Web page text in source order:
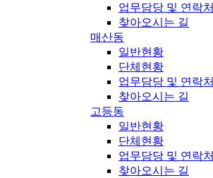
업무담당 및 연락처
찾아오시는 길
매산동
일반현황
단체현황
업무담당 및 연락처
찾아오시는 길
고등동
일반현황
단체현황
업무담당 및 연락처
찾아오시는 길